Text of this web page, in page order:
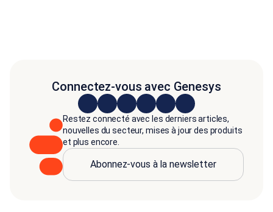
Connectez-vous avec Genesys
Restez connecté avec les derniers articles,
nouvelles du secteur, mises à jour des produits
et plus encore.
Abonnez-vous à la newsletter